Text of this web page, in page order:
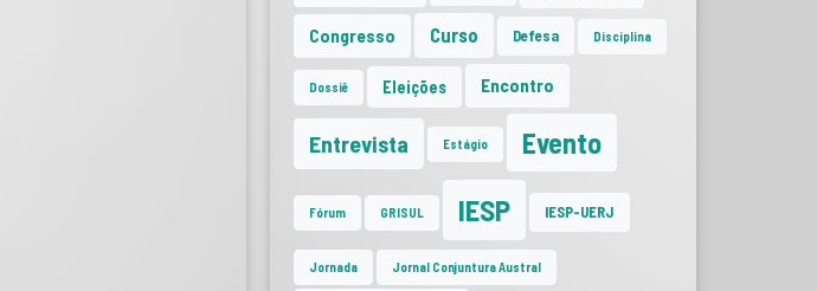
Congresso Curso Defesa Disciplina
Dossiê Eleições Encontro
Entrevista Estágio Evento
Fórum GRISUL IESP IESP-UERJ
Jornada Jornal Conjuntura Austral